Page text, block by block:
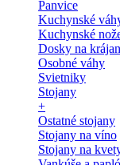
Panvice
Kuchynské
Kuchynské
Dosky na
Osobné váhy
Svietniky
Stojany
+
Ostatné stojany
Stojany na víno
Stojany na